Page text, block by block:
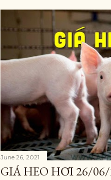
June 26, 2021
GIÁ HEO HƠI 26/06/